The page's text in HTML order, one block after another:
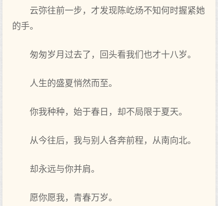
云弥往前一步，才发现陈屹炀不知何时握紧她
的手。
匆匆岁月过去了，回头看我们也才十八岁。
人生的盛夏悄然而至。
你我种种，始于春日，却不局限于夏天。
从今往后，我与别人各奔前程，从南向北。
却永远与你并肩。
愿你愿我，青春万岁。